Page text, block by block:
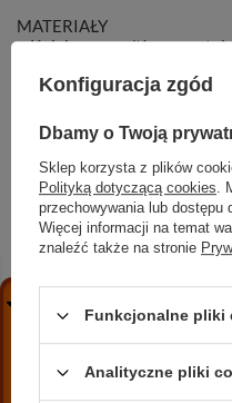
MATERIAŁY
• Króciec ssący/tłoczny:
• Wirnik i dyfuzor: PA,
Marka
Symbol
ZOBACZ
Konfiguracja zgód
Dbamy o Twoją
Sklep korzysta z plików
Polityką dotyczącą cookies.
przechowywania lub dostępu
Więcej informacji na temat
znaleźć także na stronie
Funkcjonalne pliki
Analityczne pliki